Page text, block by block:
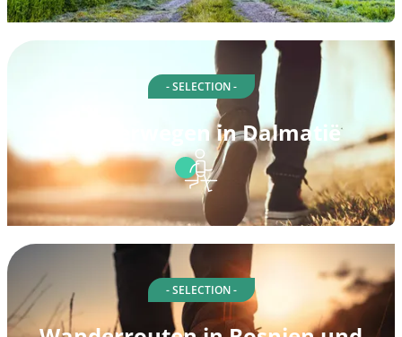
- SELECTION -
Spazierwegen in Dalmatië
- SELECTION -